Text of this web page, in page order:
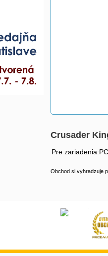
Crusader
Pre zariadenia:PC
Obchod si vyhradzuje